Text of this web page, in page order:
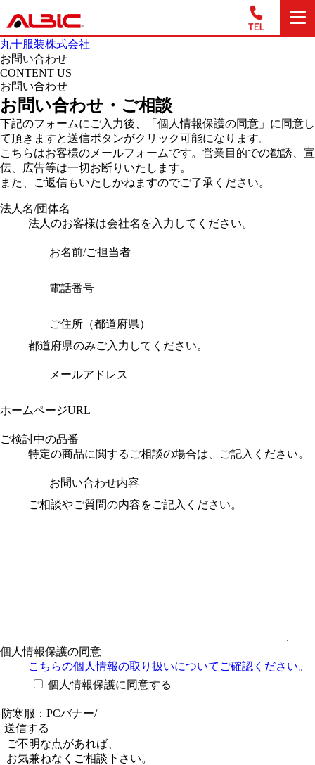
丸十服装株式会社
お問い合わせ
CONTENT US
お問い合わせ
お問い合わせ・ご相談
下記のフォームにご入力後、「個人情報保護の同意」に同意し
て頂きますと送信ボタンがクリック可能になります。
こちらはお客様のメールフォームです。営業目的での勧誘、宣
伝、広告等は一切お断りいたします。
また、ご返信もいたしかねますのでご了承ください。
法人名/団体名
法人のお客様は会社名を入力してください。
お名前/ご担当者
電話番号
ご住所（都道府県）
都道府県のみご入力してください。
メールアドレス
ホームページURL
ご検討中の品番
特定の商品に関するご相談の場合は、ご記入ください。
お問い合わせ内容
ご相談やご質問の内容をご記入ください。
個人情報保護の同意
こちらの個人情報の取り扱いについてご確認ください。
個人情報保護に同意する
ご不明な点があれば、
お気兼ねなくご相談下さい。